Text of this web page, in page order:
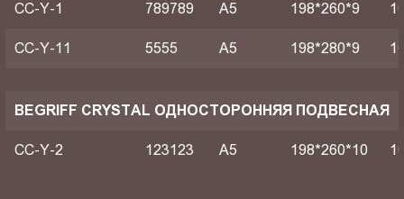
CC-Y-1 789789 A5 198*260*9
CC-Y-11 5555 A5 198*280*9
BEGRIFF CRYSTAL ОДНОСТОРОННЯЯ ПОДВЕСНАЯ
CC-Y-2 123123 A5 198*260*10